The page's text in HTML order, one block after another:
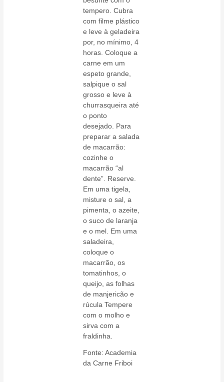
tempero. Cubra
com filme plástico
e leve à geladeira
por, no mínimo, 4
horas. Coloque a
carne em um
espeto grande,
salpique o sal
grosso e leve à
churrasqueira até
o ponto
desejado. Para
preparar a salada
de macarrão:
cozinhe o
macarrão “al
dente”. Reserve.
Em uma tigela,
misture o sal, a
pimenta, o azeite,
o suco de laranja
e o mel. Em uma
saladeira,
coloque o
macarrão, os
tomatinhos, o
queijo, as folhas
de manjericão e
rúcula Tempere
com o molho e
sirva com a
fraldinha.
Fonte: Academia
da Carne Friboi